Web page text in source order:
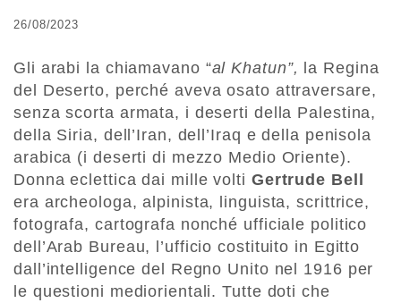
26/08/2023
Gli arabi la chiamavano “al Khatun”, la Regina
del Deserto, perché aveva osato attraversare,
senza scorta armata, i deserti della Palestina,
della Siria, dell’Iran, dell’Iraq e della penisola
arabica (i deserti di mezzo Medio Oriente).
Donna eclettica dai mille volti Gertrude Bell
era archeologa, alpinista, linguista, scrittrice,
fotografa, cartografa nonché ufficiale politico
dell’Arab Bureau, l’ufficio costituito in Egitto
dall’intelligence del Regno Unito nel 1916 per
le questioni mediorientali. Tutte doti che